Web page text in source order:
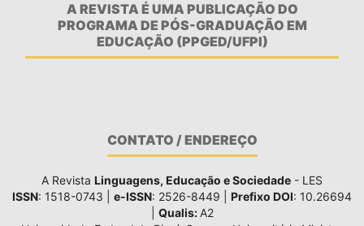
A REVISTA É UMA PUBLICAÇÃO DO
PROGRAMA DE PÓS-GRADUAÇÃO EM
EDUCAÇÃO (PPGED/UFPI)
CONTATO / ENDEREÇO
A Revista Linguagens, Educação e Sociedade - LES
ISSN: 1518-0743 | e-ISSN: 2526-8449 | Prefixo DOI: 10.26694
Qualis: A2